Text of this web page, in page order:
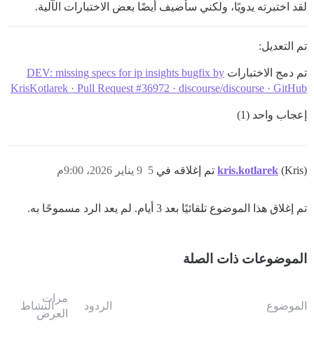
لقد اختبرته يدويًا، ولكني سأضيف أيضًا بعض الاختبارات الآلية.
تم التعديل:
تم دمج الاختبارات DEV: missing specs for ip insights bugfix by
KrisKotlarek · Pull Request #36972 · discourse/discourse · GitHub
إعجاب واحد (1)
kris.kotlarek (Kris) تم إغلاقه في 9 يناير 2026، 9:00م 5
تم إغلاق هذا الموضوع تلقائيًا بعد 3 أيام. لم يعد الرد مسموحًا به.
الموضوعات ذات الصلة
الموضوع الردود
مرات
العرض
النشاط